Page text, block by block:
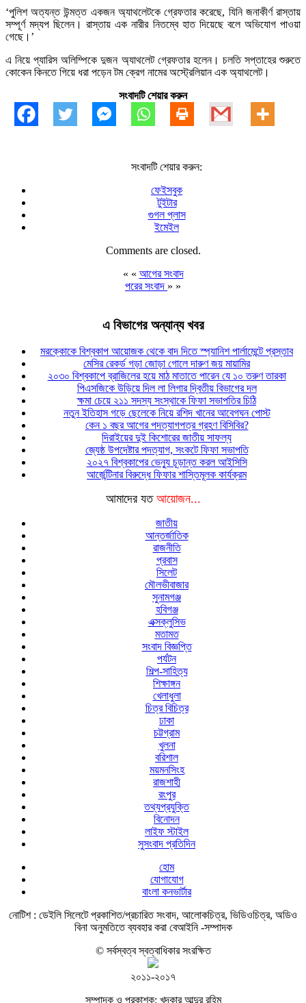
‘পুলিশ অত্যন্ত উন্মত্ত একজন অ্যাথলেটকে গ্রেফতার করেছে, যিনি জনাকীর্ণ রাস্তায়
সম্পূর্ণ মদ্যপ ছিলেন। রাস্তায় এক নারীর নিতম্বে হাত দিয়েছে বলে অভিযোগ পাওয়া
গেছে।’
এ নিয়ে প্যারিস অলিম্পিকে দুজন অ্যাথলেট গ্রেফতার হলেন। চলতি সপ্তাহের শুরুতে
কোকেন কিনতে গিয়ে ধরা পড়েন টম ক্রেগ নামের অস্ট্রেলিয়ান এক অ্যাথলেট।
সংবাদটি শেয়ার করুন
সংবাদটি শেয়ার করুন:
ফেইসবুক
টুইটার
গুগল প্লাস
ইমেইল
Comments are closed.
« « আগের সংবাদ
পরের সংবাদ » »
এ বিভাগের অন্যান্য খবর
মরক্কোকে বিশ্বকাপ আয়োজক থেকে বাদ দিতে স্প্যানিশ পার্লামেন্টে প্রস্তাব
মেসির রেকর্ড গড়া জোড়া গোলে দারুণ জয় মায়ামির
২০৩০ বিশ্বকাপে ব্রাজিলের হয়ে মাঠ মাতাতে পারেন যে ১০ তরুণ তারকা
পিএসজিকে উড়িয়ে দিল লা লিগার দ্বিতীয় বিভাগের দল
ক্ষমা চেয়ে ২১১ সদস্য সংস্থাকে ফিফা সভাপতির চিঠি
নতুন ইতিহাস গড়ে ছেলেকে নিয়ে রশিদ খানের আবেগঘন পোস্ট
কেন ১ বছর আগের পদত্যাগপত্র গ্রহণ বিসিবির?
দিরাইয়ের দুই কিশোরের জাতীয় সাফল্য
জ্যেষ্ঠ উপদেষ্টার পদত্যাগ, সংকটে ফিফা সভাপতি
২০২৭ বিশ্বকাপের ভেন্যু চূড়ান্ত করল আইসিসি
আর্জেন্টিনার বিরুদ্ধে ফিফার শাস্তিমূলক কার্যক্রম
আমাদের যত আয়োজন...
জাতীয়
আন্তর্জাতিক
রাজনীতি
প্রবাস
সিলেট
মৌলভীবাজার
সুনামগঞ্জ
হবিগঞ্জ
এক্সক্লুসিভ
মতামত
সংবাদ বিজ্ঞপ্তি
পর্যটন
শিল্প-সাহিত্য
শিক্ষাঙ্গন
খেলাধুলা
চিত্র বিচিত্র
ঢাকা
চট্টগ্রাম
খুলনা
বরিশাল
ময়মনসিংহ
রাজশাহী
রংপুর
তথ্যপ্রযুক্তি
বিনোদন
লাইফ স্টাইল
সুসংবাদ প্রতিদিন
হোম
যোগাযোগ
বাংলা কনভার্টার
নোটিশ : ডেইলি সিলেটে প্রকাশিত/প্রচারিত সংবাদ, আলোকচিত্র, ভিডিওচিত্র, অডিও
বিনা অনুমতিতে ব্যবহার করা বেআইনি -সম্পাদক
© সর্বস্বত্ব স্বত্বাধিকার সংরক্ষিত
২০১১-২০১৭
সম্পাদক ও প্রকাশক: খন্দকার আব্দুর রহিম